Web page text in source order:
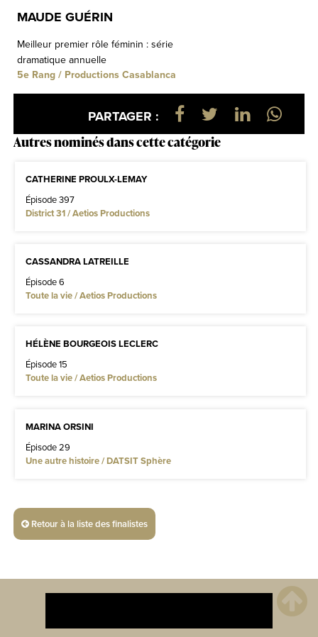
MAUDE GUÉRIN
Meilleur premier rôle féminin : série
dramatique annuelle
5e Rang / Productions Casablanca
PARTAGER :
Autres nominés dans cette catégorie
CATHERINE PROULX-LEMAY
Épisode 397
District 31 / Aetios Productions
CASSANDRA LATREILLE
Épisode 6
Toute la vie / Aetios Productions
HÉLÈNE BOURGEOIS LECLERC
Épisode 15
Toute la vie / Aetios Productions
MARINA ORSINI
Épisode 29
Une autre histoire / DATSIT Sphère
Retour à la liste des finalistes